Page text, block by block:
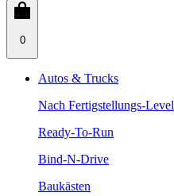
0
Autos & Trucks
Nach Fertigstellungs-Level
Ready-To-Run
Bind-N-Drive
Baukästen